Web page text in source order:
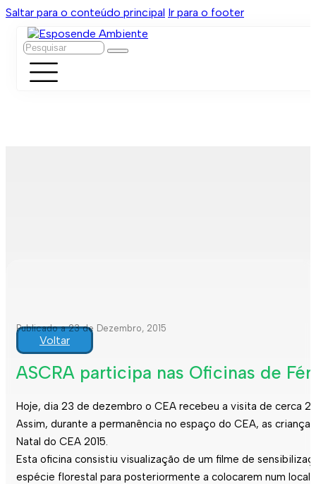
Saltar para o conteúdo principal Ir para o footer
Pesquisar
Publicado a 23 de Dezembro, 2015
Voltar
ASCRA participa nas Oficinas de
Hoje, dia 23 de dezembro o CEA recebeu a visita de cerca
Assim, durante a permanência no espaço do CEA, as
Natal do CEA 2015.
Esta oficina consistiu visualização de um filme de
espécie florestal para posteriormente a colocarem num local